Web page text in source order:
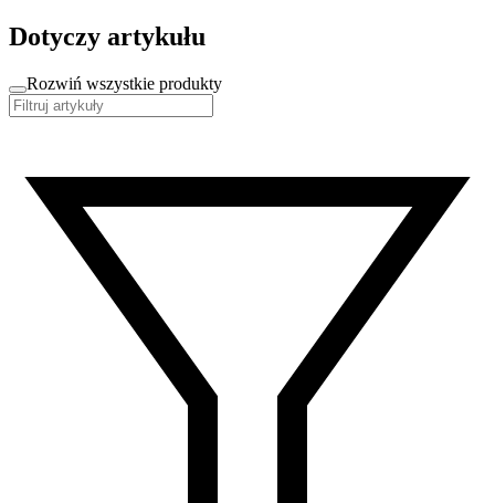
Dotyczy artykułu
Rozwiń wszystkie produkty